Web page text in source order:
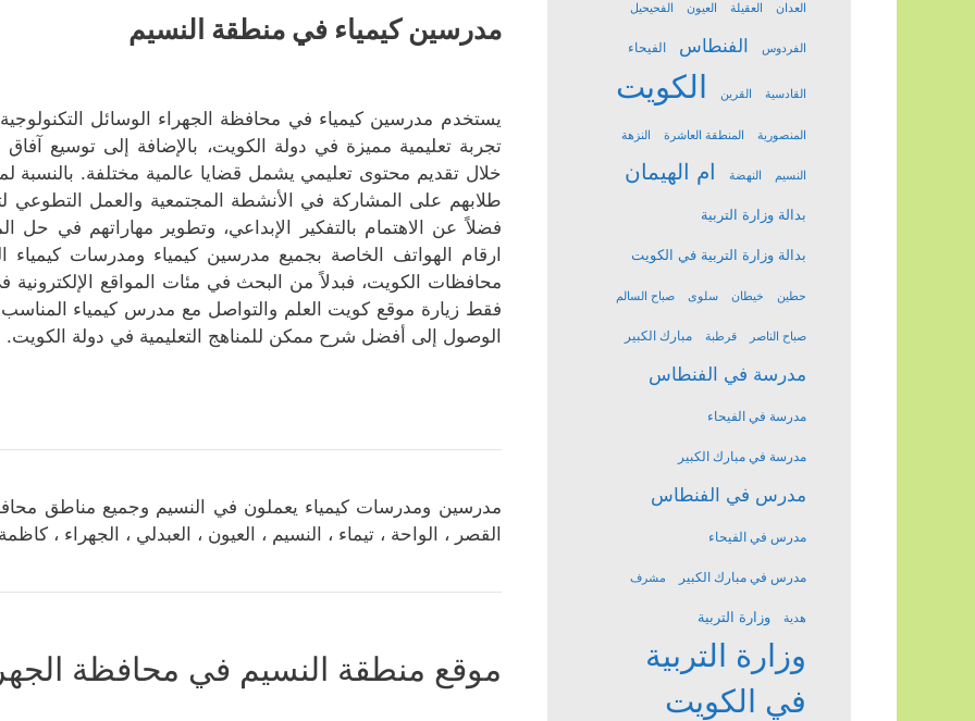
مدرسين كيمياء في منطقة النسيم
يستخدم مدرسين كيمياء في محافظة الجهراء الوسائل
تجربة تعليمية مميزة في دولة الكويت، بالإضافة إلى توسيع
خلال تقديم محتوى تعليمي يشمل قضايا عالمية مختلفة. بالنسبة
طلابهم على المشاركة في الأنشطة المجتمعية والعمل التطوعي
فضلاً عن الاهتمام بالتفكير الإبداعي، وتطوير مهاراتهم في حل
ارقام الهواتف الخاصة بجميع مدرسين كيمياء ومدرسات
محافظات الكويت، فبدلاً من البحث في مئات المواقع الإلكترونية
فقط زيارة موقع كويت العلم والتواصل مع مدرس كيمياء المناسب
الوصول إلى أفضل شرح ممكن للمناهج التعليمية في دولة الكويت.
مدرسين ومدرسات كيمياء يعملون في النسيم وجميع مناطق محافظة
القصر ، الواحة ، تيماء ، النسيم ، العيون ، العبدلي ، الجهراء ،
موقع منطقة النسيم في محافظة
العدان العقيلة العيون الفحيحيل
الفردوس الفنطاس الفيحاء
القادسية القرين الكويت
المنصورية المنطقة العاشرة النزهة
النسيم النهضة ام الهيمان
بدالة وزارة التربية
بدالة وزارة التربية في الكويت
حطين خيطان سلوى صباح السالم
صباح الناصر قرطبة مبارك الكبير
مدرسة في الفنطاس
مدرسة في الفيحاء
مدرسة في مبارك الكبير
مدرس في الفنطاس
مدرس في الفيحاء
مدرس في مبارك الكبير مشرف
هدية وزارة التربية
وزارة التربية
في الكويت